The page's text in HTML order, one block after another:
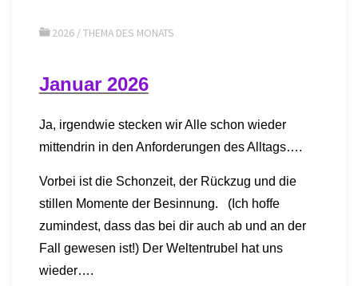
2026 /THEMA DES MONATS
Januar 2026
Ja, irgendwie stecken wir Alle schon wieder
mittendrin in den Anforderungen des Alltags….
Vorbei ist die Schonzeit, der Rückzug und die
stillen Momente der Besinnung. (Ich hoffe
zumindest, dass das bei dir auch ab und an der
Fall gewesen ist!) Der Weltentrubel hat uns
wieder….